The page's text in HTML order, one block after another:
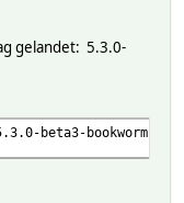
gelandet: 5.3.0-
beta3-bookworm